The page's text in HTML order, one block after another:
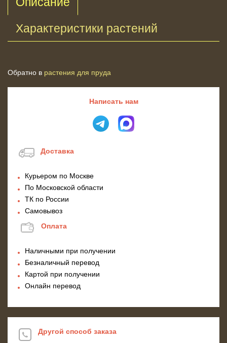
Характеристики растений
Обратно в растения для пруда
Написать нам
Доставка
Курьером по Москве
По Московской области
ТК по России
Самовывоз
Оплата
Наличными при получении
Безналичный перевод
Картой при получении
Онлайн перевод
Другой способ заказа